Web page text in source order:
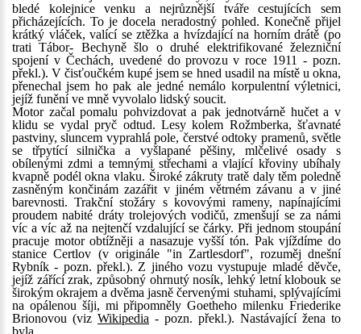
bledé kolejnice venku a nejrůznější tváře cestujících sem
přicházejících. To je docela neradostný pohled. Konečně přijel
krátký vláček, valící se ztěžka a hvízdající na horním drátě (po
trati Tábor- Bechyně šlo o druhé elektrifikované železniční
spojení v Čechách, uvedené do provozu v roce 1911 - pozn.
překl.). V čisťoučkém kupé jsem se hned usadil na místě u okna,
přenechal jsem ho pak ale jedné nemálo korpulentní výletnici,
jejíž funění ve mně vyvolalo lidský soucit.
Motor začal pomalu pohvizdovat a pak jednotvárně hučet a v
klidu se vydal pryč odtud. Lesy kolem Rožmberka, šťavnaté
pastviny, sluncem vyprahlá pole, čerstvé odtoky pramenů, světle
se třpytící silnička a vyšlapané pěšiny, mlčelivé osady s
obílenými zdmi a temnými střechami a vlající křoviny ubíhaly
kvapně podél okna vlaku. Široké zákruty tratě daly těm poledně
zasněným končinám zazářit v jiném větrném závanu a v jiné
barevnosti. Trakční stožáry s kovovými rameny, napínajícími
proudem nabité dráty trolejových vodičů, zmenšují se za námi
víc a víc až na nejtenčí vzdalující se čárky. Při jednom stoupání
pracuje motor obtížněji a nasazuje vyšší tón. Pak vjíždíme do
stanice Certlov (v originále "in Zartlesdorf", rozuměj dnešní
Rybník - pozn. překl.). Z jiného vozu vystupuje mladé děvče,
jejíž zářící zrak, způsobný ohrnutý nosík, lehký letní klobouk se
širokým okrajem a dvěma jasně červenými stuhami, splývajícími
na opálenou šíji, mi připomněly Goetheho milenku Friederike
Brionovou (viz Wikipedia - pozn. překl.). Nastávající žena to
byla.